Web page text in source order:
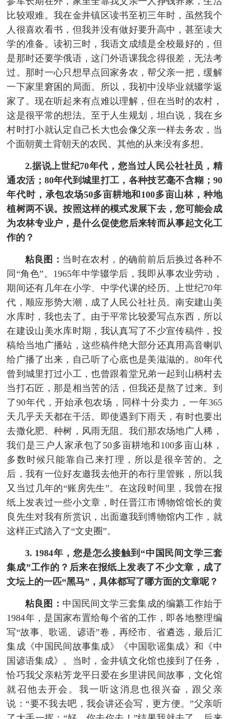
比较艰难。我在金井镇区读书至初三年时，虽然我个
人很喜欢看书，但我并没有做好要升高中，甚至读大
学的准备。读初三时，我语文成绩是全校最好的，但
是那时还要学俄语，这门外语课我念得很差，无法考
过。那时一心只想早点回家务农，帮父亲一把，缓解
一下家里窘困的局面。所以，我初中没毕业就辍学返
家了。现在听起来有点难以理解，但在当时的农村，
这是很平常的想法。至于人生规划，坦白说，我在乡
村时打小就认定自己长大也会像父亲一样去务农，当
个面朝黄土背朝天的农民。其他的从来没有多想。
2.据说上世纪70年代，您当过人民公社社员，精
通农活；80年代到城里打工，各种技艺毫不含糊；90
年代时，承包农场50多亩耕地和100多亩山林，种地
植树两不误。按照这样的模式发展下去，您可能会成
为农林专业户，是什么促使您后来转而从事起文化工
作的？
粘良图： 当时在农村，的确前前后后换过各种不
同“角色”。1965年中学辍学后，我即从事农业劳动，
期间还有几年在小学、中学代课的经历。上世纪70年
代，顺应形势大潮，成了人民公社社员。南安建山美
水库时，我也去了。由于平常比较爱写点东西，所以
在建设山美水库时期，我认真写了不少宣传稿件，投
稿给当地广播站，这些稿件绝大部分还真用高音喇叭
给广播了出来，自己听了心底也是美滋滋的。80年代
曾到城里打过小工，也曾跟着堂兄弟一起到山柄村去
当打石匠，那是相当苦的活，但我还是熬了过来。到
了90年代，开始承包农场，同样十分卖力，一年365
天几乎天天都在干活。即使遇到下雨天，有时也要出
去撒化肥、种树，风雨无阻。我们那农场地广人稀，
我们是三户人家承包了50多亩耕地和100多亩山林，
多数时候只能靠自己来打理，所以是很辛苦的。之
后，我有一位好友邀我去他开的布行里管账，所以我
又当过几年的“账房先生”。在这段时间里，我曾在报
纸上发表过一些小文章，时任晋江市博物馆馆长的黄
良先生对我有所赏识，出面邀我到博物馆内工作，就
这样正式踏入了“文史圈”。
3. 1984年，您是怎么接触到“中国民间文学三套
集成”工作的？后来在报纸上发表了不少文章，成了
文坛上的一匹“黑马”，具体都写了哪方面的文章呢？
粘良图： 中国民间文学三套集成的编纂工作始于
1984年，是国家布置给每个省的工作，即各地整理编
写“故事、歌谣、谚语”卷，再经市、省遴选，最后汇
集成《中国民间故事集成》《中国歌谣集成》和《中
国谚语集成》。当时，金井镇文化馆也接到了任务，
恰巧我父亲粘芳龙平日爱在乡里讲民间故事，文化馆
就召他去开会。我一听这消息也很兴奋，跟父亲
说：“要不我去吧，我会讲还会写，更方便。”父亲听